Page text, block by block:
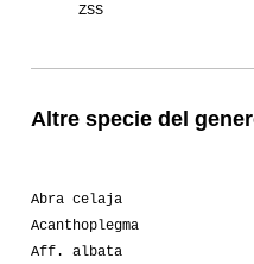
ZSS
Altre specie del
Abra celaja
Acanthoplegma
Aff. albata